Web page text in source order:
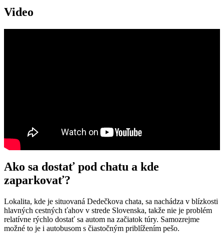
Video
Ako sa dostať pod chatu a kde
zaparkovať?
Lokalita, kde je situovaná Dedečkova chata, sa nachádza v blízkosti
hlavných cestných ťahov v strede Slovenska, takže nie je problém
relatívne rýchlo dostať sa autom na začiatok túry. Samozrejme
možné to je i autobusom s čiastočným priblížením pešo.